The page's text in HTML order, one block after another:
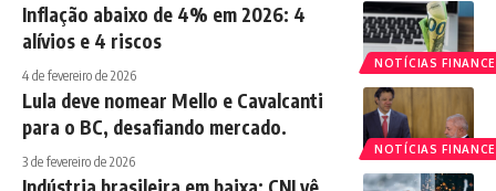
NOTÍCIAS
Inflação abaixo de 4% em 2026: 4
alívios e 4 riscos
4 de fevereiro de 2026
NOTÍCIAS
Lula deve nomear Mello e Cavalcanti
para o BC, desafiando mercado.
3 de fevereiro de 2026